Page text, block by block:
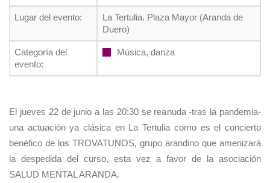
Lugar del evento:
La Tertulia. Plaza Mayor (Aranda de
Duero)
Categoría del
evento:
Música, danza
El jueves 22 de junio a las 20:30 se reanuda -tras la pandemia-
una actuación ya clásica en La Tertulia como es el concierto
benéfico de los TROVATUNOS, grupo arandino que amenizará
la despedida del curso, esta vez a favor de la asociación
SALUD MENTAL ARANDA.